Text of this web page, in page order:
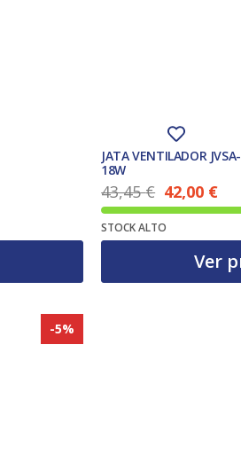
JATA VENTILADOR
18W
43,45€
El precio original era: 43,45 €.
42,00 €
El precio actual es: 42,00 €.
STOCK ALTO
Ver
-5%